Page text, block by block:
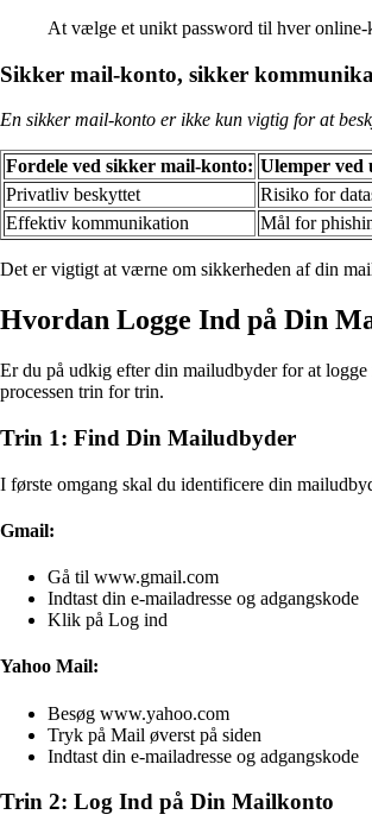
At vælge et unikt password til hver
Sikker mail-konto, sikker
En sikker mail-konto er ikke kun vigtig for at
Fordele ved sikker mail-konto: Ulemper ved
Privatliv beskyttet
Risiko for
Effektiv kommunikation
Mål for
Det er vigtigt at værne om sikkerheden af din
Hvordan Logge Ind på Din
Er du på udkig efter din mailudbyder for at
processen trin for trin.
Trin 1: Find Din Mailudbyder
I første omgang skal du identificere din
Gmail:
Gå til www.gmail.com
Indtast din e-mailadresse og adgangskode
Klik på Log ind
Yahoo Mail:
Besøg www.yahoo.com
Tryk på Mail øverst på siden
Indtast din e-mailadresse og adgangskode
Trin 2: Log Ind på Din Mailkonto